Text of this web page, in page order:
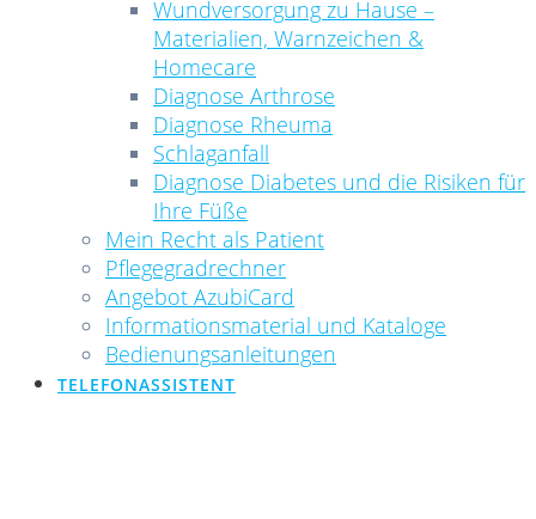
Wundversorgung zu Hause –
Materialien, Warnzeichen &
Homecare
Diagnose Arthrose
Diagnose Rheuma
Schlaganfall
Diagnose Diabetes und die Risiken für
Ihre Füße
Mein Recht als Patient
Pflegegradrechner
Angebot AzubiCard
Informationsmaterial und Kataloge
Bedienungsanleitungen
TELEFONASSISTENT